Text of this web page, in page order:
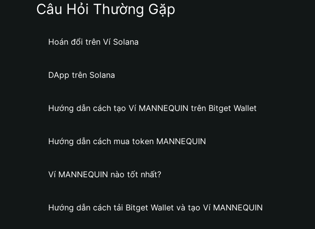
Câu Hỏi Thường Gặp
Hoán đổi trên Ví Solana
DApp trên Solana
Hướng dẫn cách tạo Ví MANNEQUIN trên Bitget Wallet
Hướng dẫn cách mua token MANNEQUIN
Ví MANNEQUIN nào tốt nhất?
Hướng dẫn cách tải Bitget Wallet và tạo Ví MANNEQUIN